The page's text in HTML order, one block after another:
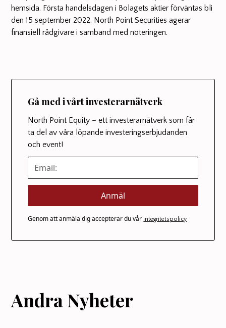
hemsida. Första handelsdagen i Bolagets aktier förväntas bli
den 15 september 2022. North Point Securities agerar
finansiell rådgivare i samband med noteringen.
Gå med i vårt investerarnätverk
North Point Equity – ett investerarnätverk som får
ta del av våra löpande investeringserbjudanden
och event!
Genom att anmäla dig accepterar du vår integritetspolicy
Andra Nyheter